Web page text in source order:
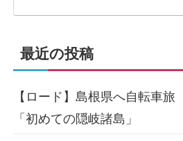
最近の投稿
【ロード】島根県へ自転車旅
「初めての隠岐諸島」